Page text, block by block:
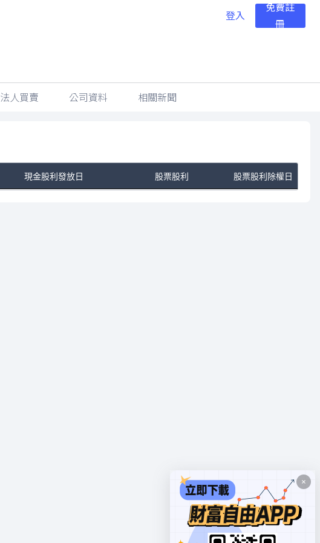
登入
免費註
冊
法人買賣 公司資料 相關新聞
現金股利發放日 股票股利 股票股利除權日